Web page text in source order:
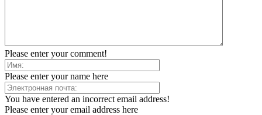
Please enter your comment!
Please enter your name here
You have entered an incorrect email address!
Please enter your email address here